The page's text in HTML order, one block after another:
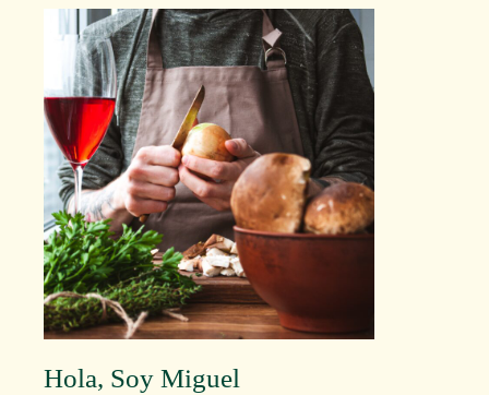
Hola, Soy Miguel